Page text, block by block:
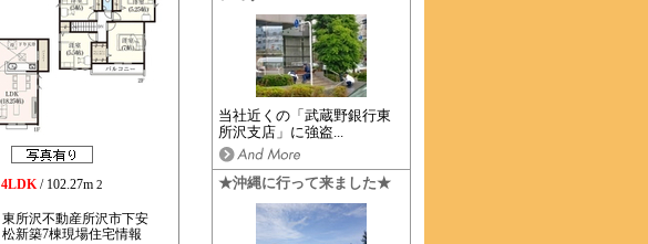
当社近くの「武蔵野銀行東
所沢支店」に強盗...
★沖縄に行って来ました★
4LDK/ 102.27m 2
東所沢不動産所沢市下安
松新築7棟現場住宅情報